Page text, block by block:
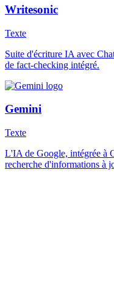
Writesonic
Texte
Suite d'écriture IA avec
de fact-checking intégré.
Gemini
Texte
L'IA de Google, intégrée à
recherche d'informations à